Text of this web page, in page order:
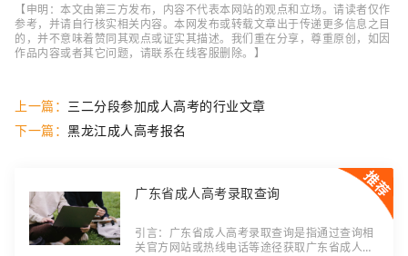
【申明：本文由第三方发布，内容不代表本网站的观点和立场。请读者仅作
参考，并请自行核实相关内容。本网发布或转载文章出于传递更多信息之目
的，并不意味着赞同其观点或证实其描述。我们重在分享，尊重原创，如因
作品内容或者其它问题，请联系在线客服删除。】
上一篇： 三二分段参加成人高考的行业文章
下一篇： 黑龙江成人高考报名
广东省成人高考录取查询
引言：广东省成人高考录取查询是指通过查询相
关官方网站或热线电话等途径获取广东省成人高